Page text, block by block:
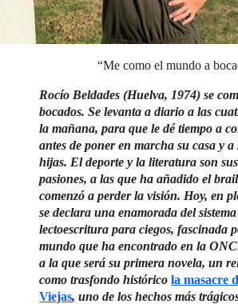
“Me como el mundo a
Rocío Beldades (Huelva, 1974) se
bocados. Se levanta a diario a las
la mañana, para que le dé tiempo a
antes de poner en marcha su casa y a
hijas. El deporte y la literatura son
pasiones, a las que ha añadido el
comenzó a perder la visión. Hoy, en
se declara una enamorada del
lectoescritura para ciegos, fascinada
mundo que ha encontrado en la
a la que será su primera novela, un
como trasfondo históricola masacre
Viejas, uno de los hechos más